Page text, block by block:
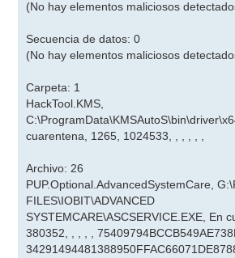
(No hay elementos maliciosos
Secuencia de datos: 0
(No hay elementos maliciosos
Carpeta: 1
HackTool.KMS,
cuarentena, 1265, 1024533, , , , , ,
Archivo: 26
PUP.Optional.AdvancedSystemCare,
FILES\IOBIT\ADVANCED
SYSTEMCARE\ASCSERVICE.EXE, En
380352, , , , ,